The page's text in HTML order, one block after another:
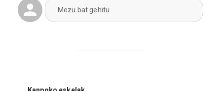
Mezu bat gehitu